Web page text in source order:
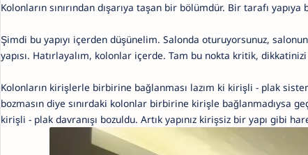
Kolonların sınırından dışarıya taşan bir bölümdür. Bir tarafı
Şimdi bu yapıyı içerden düşünelim. Salonda oturuyorsunuz,
yapısı. Hatırlayalım, kolonlar içerde. Tam bu nokta kritik,
Kolonların kirişlerle birbirine bağlanması lazım ki kirişli - plak
bozmasın diye sınırdaki kolonlar birbirine kirişle bağlanmadıysa
kirişli - plak davranışı bozuldu. Artık yapınız kirişsiz bir yapı gibi